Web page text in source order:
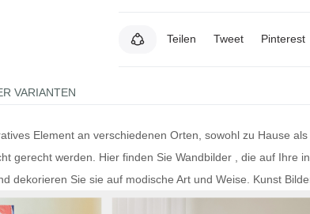
Teilen Tweet Pinterest
VARIANTEN
Element an verschiedenen Orten, sowohl zu Hause
gerecht werden. Hier finden Sie Wandbilder , die auf Ihre
dekorieren Sie sie auf modische Art und Weise. Kunst